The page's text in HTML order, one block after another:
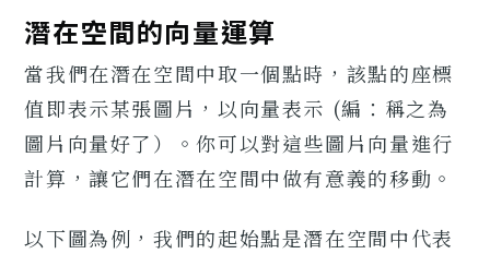
潛在空間的向量運算
當我們在潛在空間中取一個點時，該點的座標
值即表示某張圖片，以向量表示 (編：稱之為
圖片向量好了）。你可以對這些圖片向量進行
計算，讓它們在潛在空間中做有意義的移動。
以下圖為例，我們的起始點是潛在空間中代表